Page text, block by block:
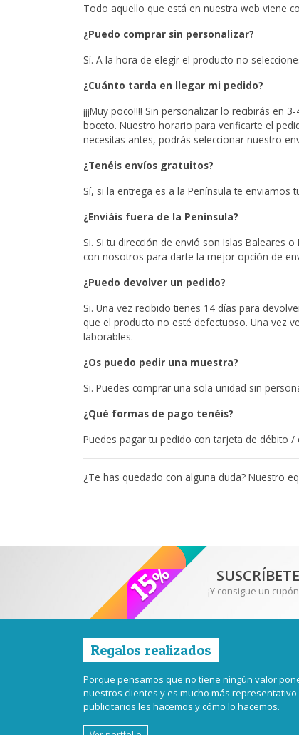
Todo aquello que está en nuestra web viene
¿Puedo comprar sin personalizar?
Sí. A la hora de elegir el producto no
¿Cuánto tarda en llegar mi pedido?
¡¡¡Muy poco!!!! Sin personalizar lo recibirás
boceto. Nuestro horario para verificarte el
necesitas antes, podrás seleccionar nuestro
¿Tenéis envíos gratuitos?
Sí, si la entrega es a la Península te
¿Enviáis fuera de la Península?
Si. Si tu dirección de envió son Islas Baleares
con nosotros para darte la mejor opción de
¿Puedo devolver un pedido?
Si. Una vez recibido tienes 14 días para
que el producto no esté defectuoso. Una vez
laborables.
¿Os puedo pedir una muestra?
Si. Puedes comprar una sola unidad sin
¿Qué formas de pago tenéis?
Puedes pagar tu pedido con tarjeta de débito
¿Te has quedado con alguna duda? Nuestro
¡Y consigue un
Regalos realizados
Porque pensamos que no tiene ningún valor
nuestros clientes y es mucho más
publicitarios les hacemos y cómo lo hacemos.